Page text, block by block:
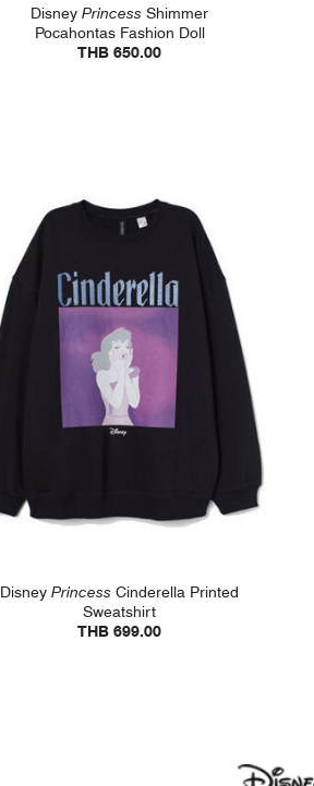
DisneyPrincess Shimmer
Pocahontas Fashion Doll
THB 650.00
DisneyPrincess Cinderella Printed
Sweatshirt
THB 699.00